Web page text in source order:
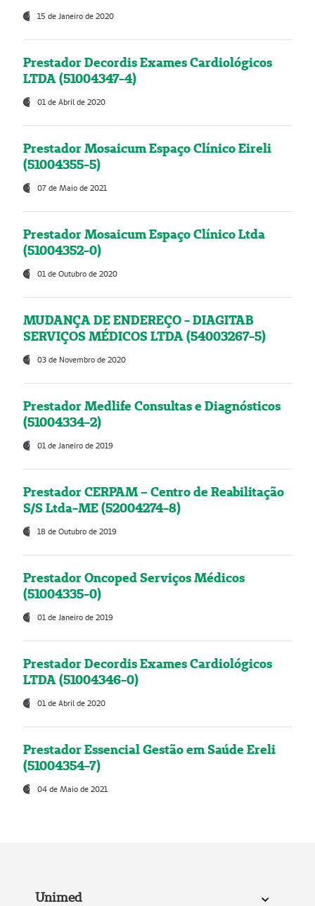
15 de Janeiro de 2020
Prestador Decordis Exames Cardiológicos
LTDA (51004347-4)
01 de Abril de 2020
Prestador Mosaicum Espaço Clínico Eireli
(51004355-5)
07 de Maio de 2021
Prestador Mosaicum Espaço Clínico Ltda
(51004352-0)
01 de Outubro de 2020
MUDANÇA DE ENDEREÇO - DIAGITAB
SERVIÇOS MÉDICOS LTDA (54003267-5)
03 de Novembro de 2020
Prestador Medlife Consultas e Diagnósticos
(51004334-2)
01 de Janeiro de 2019
Prestador CERPAM – Centro de Reabilitação
S/S Ltda-ME (52004274-8)
18 de Outubro de 2019
Prestador Oncoped Serviços Médicos
(51004335-0)
01 de Janeiro de 2019
Prestador Decordis Exames Cardiológicos
LTDA (51004346-0)
01 de Abril de 2020
Prestador Essencial Gestão em Saúde Ereli
(51004354-7)
04 de Maio de 2021
Unimed